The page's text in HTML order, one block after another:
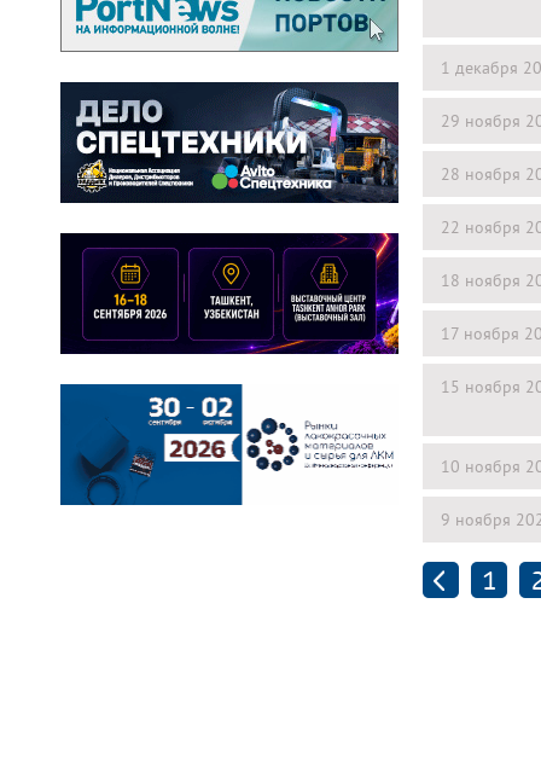
1 декабря
29 ноября
28 ноября
22 ноября
18 ноября
17 ноября
15 ноября
10 ноября
9 ноября
1